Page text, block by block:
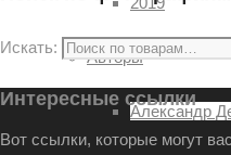
Авторы
Александр
Искать:
Интересные ссылки
Вот ссылки, которые могут